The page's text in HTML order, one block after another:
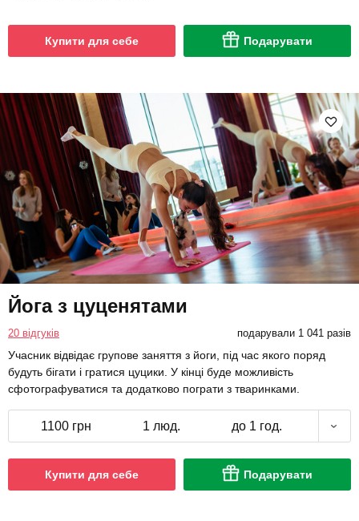
Купити для себе Подарувати
Йога з цуценятами
20 відгуків подарували 1 041 разів
Учасник відвідає групове заняття з йоги, під час якого поряд
будуть бігати і гратися цуцики. У кінці буде можливість
сфотографуватися та додатково пограти з тваринками.
1100 грн 1 люд. до 1 год.
Купити для себе Подарувати